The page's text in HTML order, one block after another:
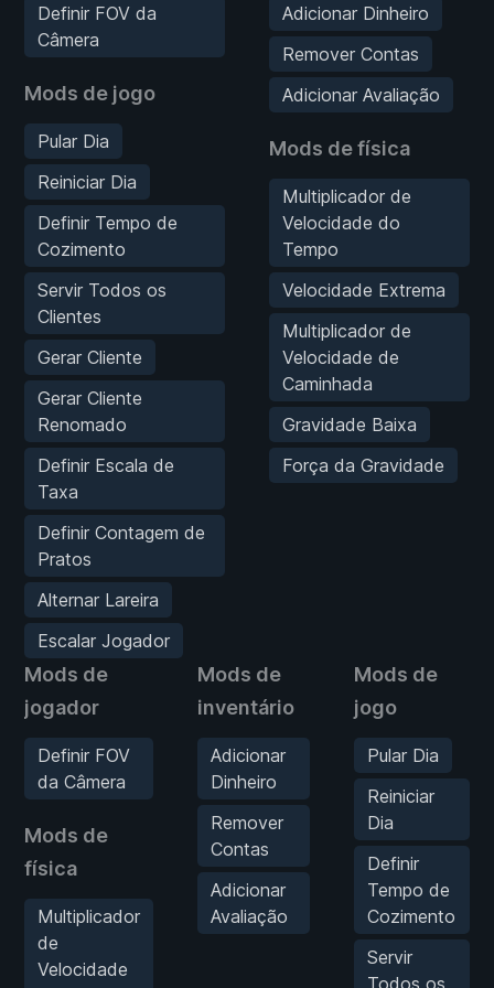
Definir FOV da
Câmera
Mods de jogo
Pular Dia
Reiniciar Dia
Definir Tempo de
Cozimento
Servir Todos os
Clientes
Gerar Cliente
Gerar Cliente
Renomado
Definir Escala de
Taxa
Definir Contagem de
Pratos
Alternar Lareira
Escalar Jogador
Adicionar Dinheiro
Remover Contas
Adicionar Avaliação
Mods de física
Multiplicador de
Velocidade do
Tempo
Velocidade Extrema
Multiplicador de
Velocidade de
Caminhada
Gravidade Baixa
Força da Gravidade
Mods de
jogador
Definir FOV
da Câmera
Mods de
física
Multiplicador
de
Velocidade
Mods de
inventário
Adicionar
Dinheiro
Remover
Contas
Adicionar
Avaliação
Mods de
jogo
Pular Dia
Reiniciar
Dia
Definir
Tempo de
Cozimento
Servir
Todos os